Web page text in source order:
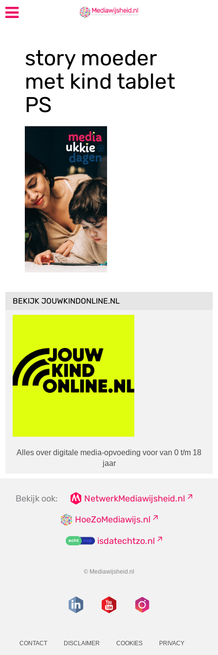
story moeder
met kind tablet
PS
BEKIJK JOUWKINDONLINE.NL
Alles over digitale media-opvoeding voor van 0 t/m 18
jaar
Bekijk ook:
NetwerkMediawijsheid.nl
HoeZoMediawijs.nl
isdatechtzo.nl
© Mediawijsheid.nl
CONTACT DISCLAIMER COOKIES PRIVACY